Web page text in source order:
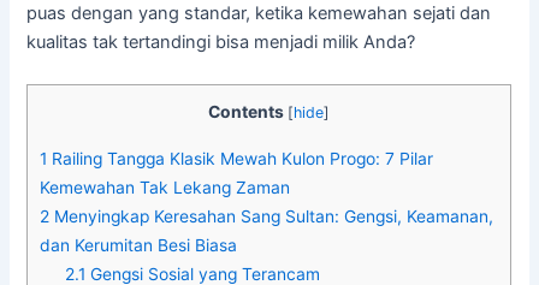
puas dengan yang standar, ketika kemewahan sejati dan
kualitas tak tertandingi bisa menjadi milik Anda?
Contents [hide]
1 Railing Tangga Klasik Mewah Kulon Progo: 7 Pilar
Kemewahan Tak Lekang Zaman
2 Menyingkap Keresahan Sang Sultan: Gengsi, Keamanan,
dan Kerumitan Besi Biasa
2.1 Gengsi Sosial yang Terancam